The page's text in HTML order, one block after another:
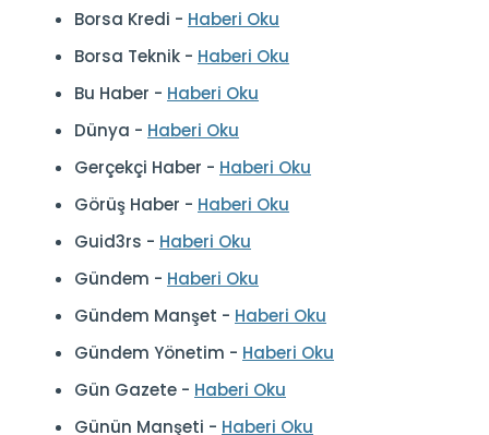
Borsa Kredi - Haberi Oku
Borsa Teknik - Haberi Oku
Bu Haber - Haberi Oku
Dünya - Haberi Oku
Gerçekçi Haber - Haberi Oku
Görüş Haber - Haberi Oku
Guid3rs - Haberi Oku
Gündem - Haberi Oku
Gündem Manşet - Haberi Oku
Gündem Yönetim - Haberi Oku
Gün Gazete - Haberi Oku
Günün Manşeti - Haberi Oku